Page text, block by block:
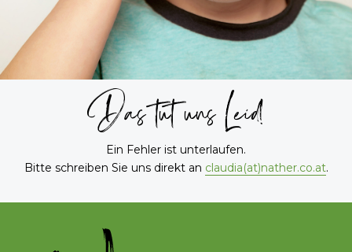
Das tut uns Leid!
Ein Fehler ist unterlaufen.
Bitte schreiben Sie uns direkt an claudia(at)nather.co.at.